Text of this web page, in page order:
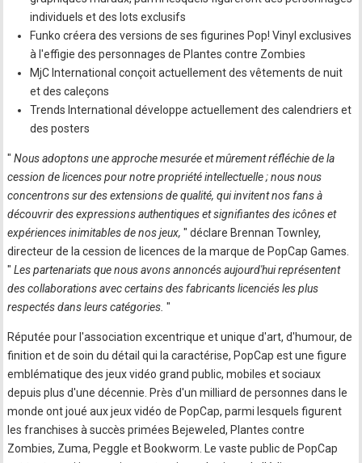
individuels et des lots exclusifs
Funko créera des versions de ses figurines Pop! Vinyl exclusives
à l'effigie des personnages de Plantes contre Zombies
MjC International conçoit actuellement des vêtements de nuit
et des caleçons
Trends International développe actuellement des calendriers et
des posters
" Nous adoptons une approche mesurée et mûrement réfléchie de la
cession de licences pour notre propriété intellectuelle ; nous nous
concentrons sur des extensions de qualité, qui invitent nos fans à
découvrir des expressions authentiques et signifiantes des icônes et
expériences inimitables de nos jeux," déclare Brennan Townley,
directeur de la cession de licences de la marque de PopCap Games.
" Les partenariats que nous avons annoncés aujourd'hui représentent
des collaborations avec certains des fabricants licenciés les plus
respectés dans leurs catégories."
Réputée pour l'association excentrique et unique d'art, d'humour, de
finition et de soin du détail qui la caractérise, PopCap est une figure
emblématique des jeux vidéo grand public, mobiles et sociaux
depuis plus d'une décennie. Près d'un milliard de personnes dans le
monde ont joué aux jeux vidéo de PopCap, parmi lesquels figurent
les franchises à succès primées Bejeweled, Plantes contre
Zombies, Zuma, Peggle et Bookworm. Le vaste public de PopCap